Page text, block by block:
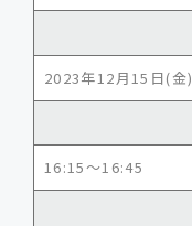
2023年12月15日(金)
16:15～16:45